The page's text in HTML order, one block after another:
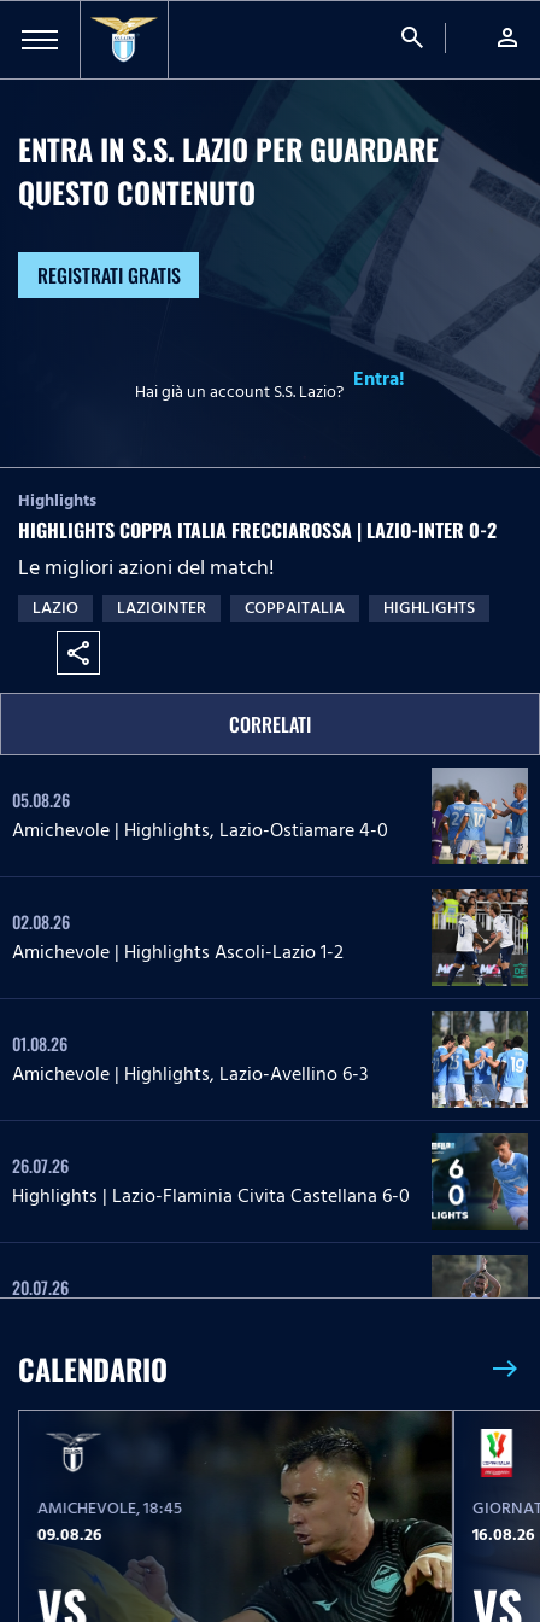
search person
ENTRA IN S.S. LAZIO PER GUARDARE
QUESTO CONTENUTO
REGISTRATI GRATIS
Hai già un account S.S. Lazio? Entra!
Highlights
HIGHLIGHTS COPPA ITALIA FRECCIAROSSA | LAZIO-INTER 0-2
Le migliori azioni del match!
LAZIO LAZIOINTER COPPAITALIA HIGHLIGHTS
share
CORRELATI
05.08.26
Amichevole | Highlights, Lazio-Ostiamare 4-0
02.08.26
Amichevole | Highlights Ascoli-Lazio 1-2
01.08.26
Amichevole | Highlights, Lazio-Avellino 6-3
26.07.26
Highlights | Lazio-Flaminia Civita Castellana 6-0
20.07.26
24.05.26
Highlights Serie A Enilive | Lazio-Pisa 2-1
17.05.26
Highlights Serie A Women Athora | Fiorentina-
Lazio Women 2-1
CALENDARIO east
AMICHEVOLE, 18:45
09.08.26
VS
16.08.26
VS